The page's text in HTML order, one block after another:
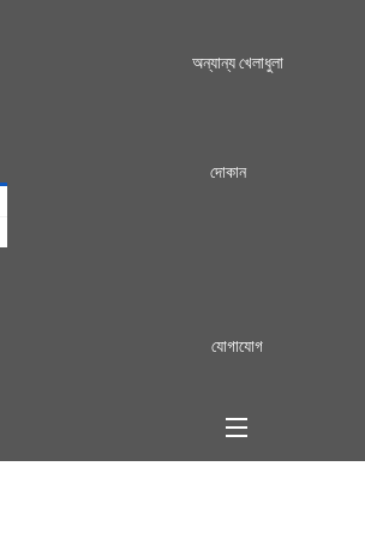
অন্যান্য খেলাধুলা
দোকান
যোগাযোগ